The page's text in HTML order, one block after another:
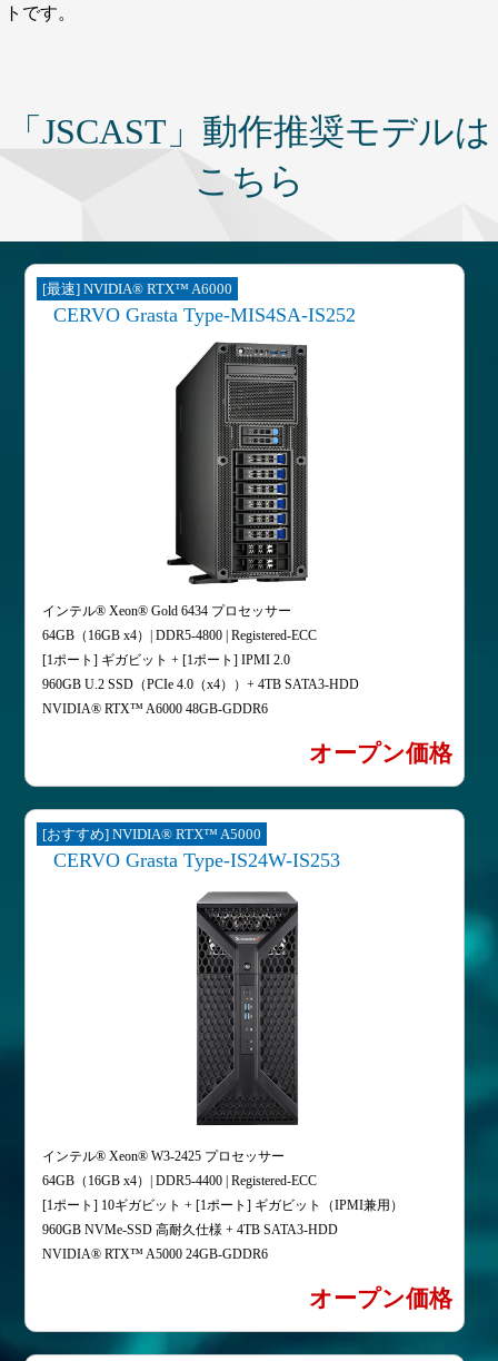
トです。
「JSCAST」動作推奨モデルは
こちら
[最速] NVIDIA® RTX™ A6000
CERVO Grasta Type-MIS4SA-IS252
インテル® Xeon® Gold 6434 プロセッサー
64GB（16GB x4）| DDR5-4800 | Registered-ECC
[1ポート] ギガビット + [1ポート] IPMI 2.0
960GB U.2 SSD（PCIe 4.0（x4））+ 4TB SATA3-HDD
NVIDIA® RTX™ A6000 48GB-GDDR6
オープン価格
[おすすめ] NVIDIA® RTX™ A5000
CERVO Grasta Type-IS24W-IS253
インテル® Xeon® W3-2425 プロセッサー
64GB（16GB x4）| DDR5-4400 | Registered-ECC
[1ポート] 10ギガビット + [1ポート] ギガビット（IPMI兼用）
960GB NVMe-SSD 高耐久仕様 + 4TB SATA3-HDD
NVIDIA® RTX™ A5000 24GB-GDDR6
オープン価格